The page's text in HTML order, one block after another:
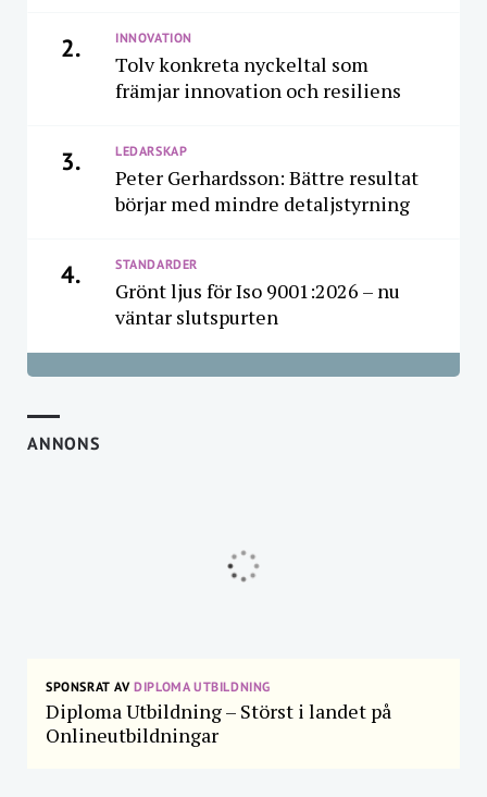
2. INNOVATION
Tolv konkreta nyckeltal som
främjar innovation och resiliens
3. LEDARSKAP
Peter Gerhardsson: Bättre resultat
börjar med mindre detaljstyrning
4. STANDARDER
Grönt ljus för Iso 9001:2026 – nu
väntar slutspurten
ANNONS
SPONSRAT AVDIPLOMA UTBILDNING
Diploma Utbildning – Störst i landet på
Onlineutbildningar